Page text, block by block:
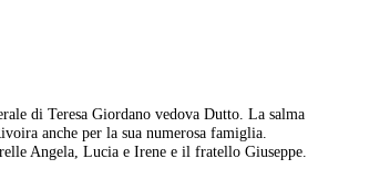
di Teresa Giordano vedova Dutto. La salma
anche per la sua numerosa famiglia.
Angela, Lucia e Irene e il fratello Giuseppe.